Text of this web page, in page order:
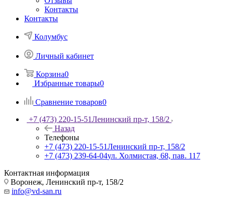
Контакты
Контакты
Колумбус
Личный кабинет
Корзина0
Избранные товары0
Сравнение товаров0
+7 (473) 220-15-51Ленинский пр-т, 158/2
Назад
Телефоны
+7 (473) 220-15-51Ленинский пр-т, 158/2
+7 (473) 239-64-04ул. Холмистая, 68, пав. 117
Контактная информация
Воронеж, Ленинский пр-т, 158/2
info@vd-san.ru